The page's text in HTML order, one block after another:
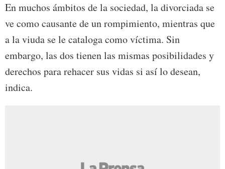
En muchos ámbitos de la sociedad, la divorciada se
ve como causante de un rompimiento, mientras que
a la viuda se le cataloga como víctima. Sin
embargo, las dos tienen las mismas posibilidades y
derechos para rehacer sus vidas si así lo desean,
indica.